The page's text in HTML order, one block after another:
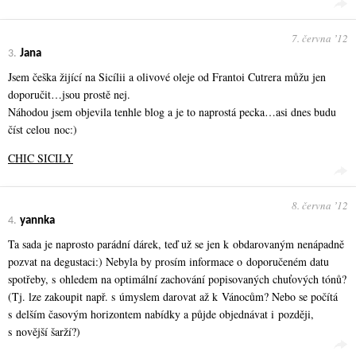
3. Jana
7. června ʼ12
Jsem češka žijící na Sicílii a olivové oleje od Frantoi Cutrera můžu jen
doporučit…jsou prostě nej.
Náhodou jsem objevila tenhle blog a je to naprostá pecka…asi dnes budu
číst celou noc:)
CHIC SICILY
4. yannka
8. června ʼ12
Ta sada je naprosto parádní dárek, teď už se jen k obdarovaným nenápadně
pozvat na degustaci:) Nebyla by prosím informace o doporučeném datu
spotřeby, s ohledem na optimální zachování popisovaných chuťových tónů?
(Tj. lze zakoupit např. s úmyslem darovat až k Vánocům? Nebo se počítá
s delším časovým horizontem nabídky a půjde objednávat i později,
s novější šarží?)